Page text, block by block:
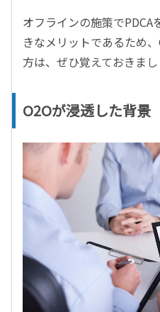
オフラインの施策で
きなメリットであるため
方は、ぜひ覚えておきまし
O2Oが浸透した背景